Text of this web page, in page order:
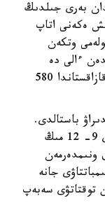
زەرتتەۋدە بۇل 2015 -جىلدان بەرى جىلدىڭ
ەكەنى اتاپ
وتكەن
ءالى دە
ايتارلىقتاي تومەن. ماسەلەن، 2013 -جىلى قازاقستاندا 580
باستالدى.
2021- 2023 -جىلدارى جىل سايىن نەبارى 9- 12 مىڭ
ونىمدەرمەن
جانە
توقتاتۋى سەبەپ